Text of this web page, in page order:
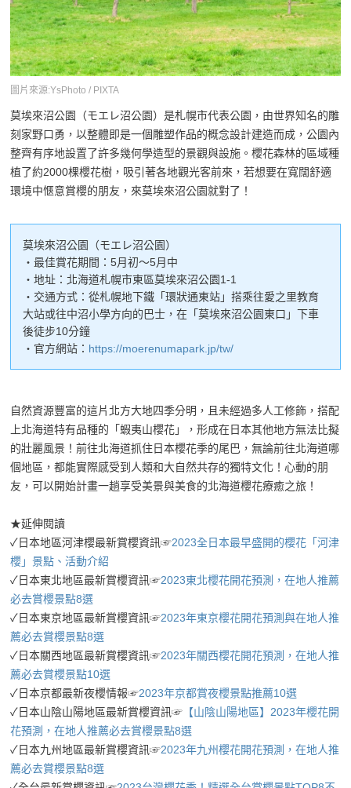
圖片來源:YsPhoto / PIXTA
莫埃來沼公園（モエレ沼公園）是札幌市代表公園，由世界知名的雕
刻家野口勇，以整體即是一個雕塑作品的概念設計建造而成，公園內
整齊有序地設置了許多幾何學造型的景觀與設施。櫻花森林的區域種
植了約2000棵櫻花樹，吸引著各地觀光客前來，若想要在寬闊舒適
環境中愜意賞櫻的朋友，來莫埃來沼公園就對了！
莫埃來沼公園（モエレ沼公園）
・最佳賞花期間：5月初～5月中
・地址：北海道札幌市東區莫埃來沼公園1-1
・交通方式：從札幌地下鐵「環狀通東站」搭乘往愛之里教育
大站或往中沼小學方向的巴士，在「莫埃來沼公園東口」下車
後徒步10分鐘
・官方網站： https://moerenumapark.jp/tw/
自然資源豐富的這片北方大地四季分明，且未經過多人工修飾，搭配
上北海道特有品種的「蝦夷山櫻花」，形成在日本其他地方無法比擬
的壯麗風景！前往北海道抓住日本櫻花季的尾巴，無論前往北海道哪
個地區，都能實際感受到人類和大自然共存的獨特文化！心動的朋
友，可以開始計畫一趟享受美景與美食的北海道櫻花療癒之旅！
★延伸閱讀
✓日本地區河津櫻最新賞櫻資訊☞2023全日本最早盛開的櫻花「河津
櫻」景點、活動介紹
✓日本東北地區最新賞櫻資訊☞2023東北櫻花開花預測，在地人推薦
必去賞櫻景點8選
✓日本東京地區最新賞櫻資訊☞2023年東京櫻花開花預測與在地人推
薦必去賞櫻景點8選
✓日本關西地區最新賞櫻資訊☞2023年關西櫻花開花預測，在地人推
薦必去賞櫻景點10選
✓日本京都最新夜櫻情報☞2023年京都賞夜櫻景點推薦10選
✓日本山陰山陽地區最新賞櫻資訊☞ 【山陰山陽地區】2023年櫻花開
花預測，在地人推薦必去賞櫻景點8選
✓日本九州地區最新賞櫻資訊☞2023年九州櫻花開花預測，在地人推
薦必去賞櫻景點8選